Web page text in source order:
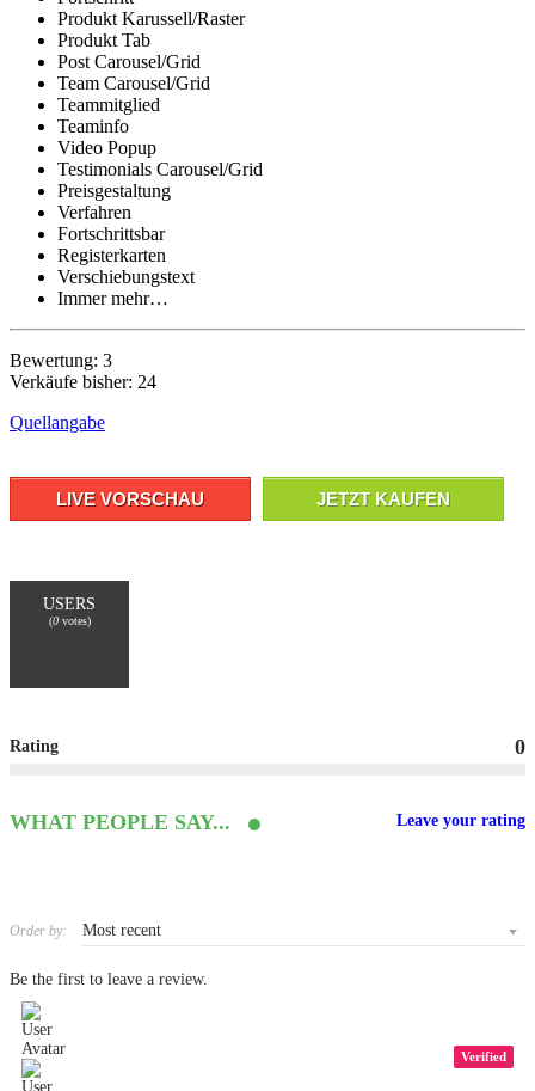
Produkt Karussell/Raster
Produkt Tab
Post Carousel/Grid
Team Carousel/Grid
Teammitglied
Teaminfo
Video Popup
Testimonials Carousel/Grid
Preisgestaltung
Verfahren
Fortschrittsbar
Registerkarten
Verschiebungstext
Immer mehr…
Bewertung: 3
Verkäufe bisher: 24
Quellangabe
LIVE VORSCHAU JETZT KAUFEN
USERS
(0votes)
Rating 0
WHAT PEOPLE SAY... Leave your rating
Order by:
Be the first to leave a review.
Verified